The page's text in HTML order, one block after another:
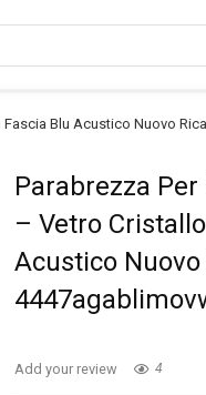
Blu Acustico Nuovo
Parabrezza
– Vetro
Acustico
Add your review 4